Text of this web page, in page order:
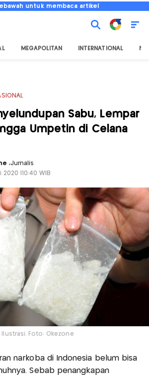
untuk membaca artikel
MEGAPOLITAN INTERNATIONAL
Sabu, Lempar
Umpetin di Celana
,Jurnalis
|10:40 WIB
Ilustrasi. Foto: Okezone
narkoba di Indonesia belum bisa
Sebab penangkapan